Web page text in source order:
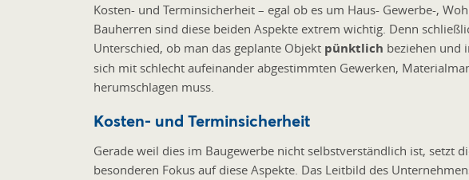
Kosten- und Terminsicherheit – egal ob es um Haus- Gewerbe-,
Bauherren sind diese beiden Aspekte extrem wichtig. Denn
Unterschied, ob man das geplante Objekt pünktlich beziehen und
sich mit schlecht aufeinander abgestimmten Gewerken,
herumschlagen muss.
Kosten- und Terminsicherheit
Gerade weil dies im Baugewerbe nicht selbstverständlich ist, setzt
besonderen Fokus auf diese Aspekte. Das Leitbild des